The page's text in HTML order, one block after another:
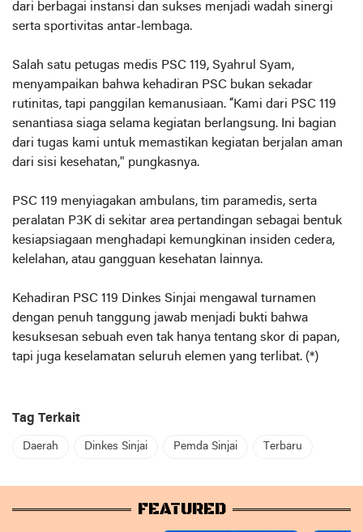
dari berbagai instansi dan sukses menjadi wadah sinergi
serta sportivitas antar-lembaga.
Salah satu petugas medis PSC 119, Syahrul Syam,
menyampaikan bahwa kehadiran PSC bukan sekadar
rutinitas, tapi panggilan kemanusiaan. “Kami dari PSC 119
senantiasa siaga selama kegiatan berlangsung. Ini bagian
dari tugas kami untuk memastikan kegiatan berjalan aman
dari sisi kesehatan," pungkasnya.
PSC 119 menyiagakan ambulans, tim paramedis, serta
peralatan P3K di sekitar area pertandingan sebagai bentuk
kesiapsiagaan menghadapi kemungkinan insiden cedera,
kelelahan, atau gangguan kesehatan lainnya.
Kehadiran PSC 119 Dinkes Sinjai mengawal turnamen
dengan penuh tanggung jawab menjadi bukti bahwa
kesuksesan sebuah even tak hanya tentang skor di papan,
tapi juga keselamatan seluruh elemen yang terlibat. (*)
Tag Terkait
Daerah Dinkes Sinjai Pemda Sinjai Terbaru
FEATURED